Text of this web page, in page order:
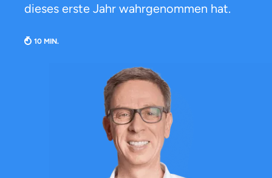
dieses erste Jahr wahrgenommen hat.